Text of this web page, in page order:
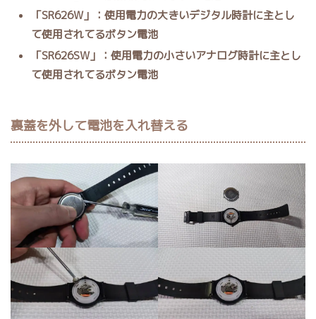
「SR626W」：使用電力の大きいデジタル時計に主とし
て使用されてるボタン電池
「SR626SW」：使用電力の小さいアナログ時計に主とし
て使用されてるボタン電池
裏蓋を外して電池を入れ替える